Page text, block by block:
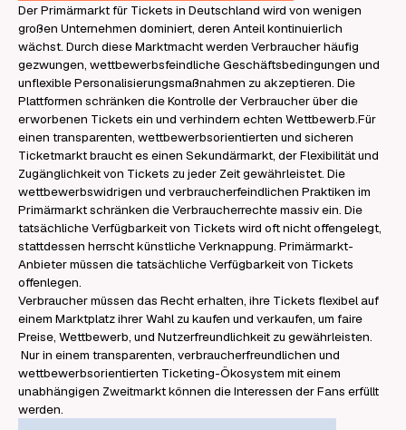
Der Primärmarkt für Tickets in Deutschland wird von wenigen
großen Unternehmen dominiert, deren Anteil kontinuierlich
wächst. Durch diese Marktmacht werden Verbraucher häufig
gezwungen, wettbewerbsfeindliche Geschäftsbedingungen und
unflexible Personalisierungsmaßnahmen zu akzeptieren. Die
Plattformen schränken die Kontrolle der Verbraucher über die
erworbenen Tickets ein und verhindern echten Wettbewerb.Für
einen transparenten, wettbewerbsorientierten und sicheren
Ticketmarkt braucht es einen Sekundärmarkt, der Flexibilität und
Zugänglichkeit von Tickets zu jeder Zeit gewährleistet. Die
wettbewerbswidrigen und verbraucherfeindlichen Praktiken im
Primärmarkt schränken die Verbraucherrechte massiv ein. Die
tatsächliche Verfügbarkeit von Tickets wird oft nicht offengelegt,
stattdessen herrscht künstliche Verknappung. Primärmarkt-
Anbieter müssen die tatsächliche Verfügbarkeit von Tickets
offenlegen.
Verbraucher müssen das Recht erhalten, ihre Tickets flexibel auf
einem Marktplatz ihrer Wahl zu kaufen und verkaufen, um faire
Preise, Wettbewerb, und Nutzerfreundlichkeit zu gewährleisten.
Nur in einem transparenten, verbraucherfreundlichen und
wettbewerbsorientierten Ticketing-Ökosystem mit einem
unabhängigen Zweitmarkt können die Interessen der Fans erfüllt
werden.